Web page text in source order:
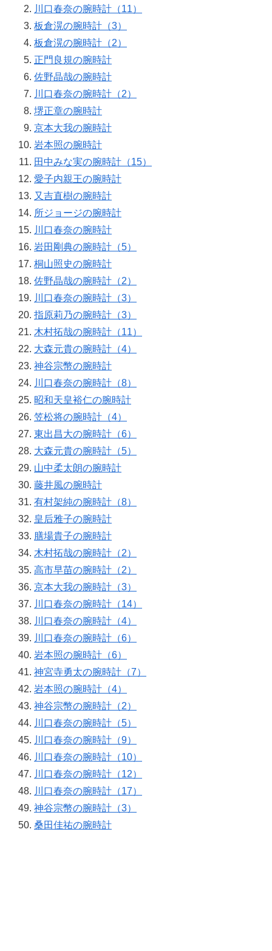
川口春奈の腕時計（11）
板倉滉の腕時計（3）
板倉滉の腕時計（2）
正門良規の腕時計
佐野晶哉の腕時計
川口春奈の腕時計（2）
堺正章の腕時計
京本大我の腕時計
岩本照の腕時計
田中みな実の腕時計（15）
愛子内親王の腕時計
又吉直樹の腕時計
所ジョージの腕時計
川口春奈の腕時計
岩田剛典の腕時計（5）
桐山照史の腕時計
佐野晶哉の腕時計（2）
川口春奈の腕時計（3）
指原莉乃の腕時計（3）
木村拓哉の腕時計（11）
大森元貴の腕時計（4）
神谷宗幣の腕時計
川口春奈の腕時計（8）
昭和天皇裕仁の腕時計
笠松将の腕時計（4）
東出昌大の腕時計（6）
大森元貴の腕時計（5）
山中柔太朗の腕時計
藤井風の腕時計
有村架純の腕時計（8）
皇后雅子の腕時計
膳場貴子の腕時計
木村拓哉の腕時計（2）
高市早苗の腕時計（2）
京本大我の腕時計（3）
川口春奈の腕時計（14）
川口春奈の腕時計（4）
川口春奈の腕時計（6）
岩本照の腕時計（6）
神宮寺勇太の腕時計（7）
岩本照の腕時計（4）
神谷宗幣の腕時計（2）
川口春奈の腕時計（5）
川口春奈の腕時計（9）
川口春奈の腕時計（10）
川口春奈の腕時計（12）
川口春奈の腕時計（17）
神谷宗幣の腕時計（3）
桑田佳祐の腕時計